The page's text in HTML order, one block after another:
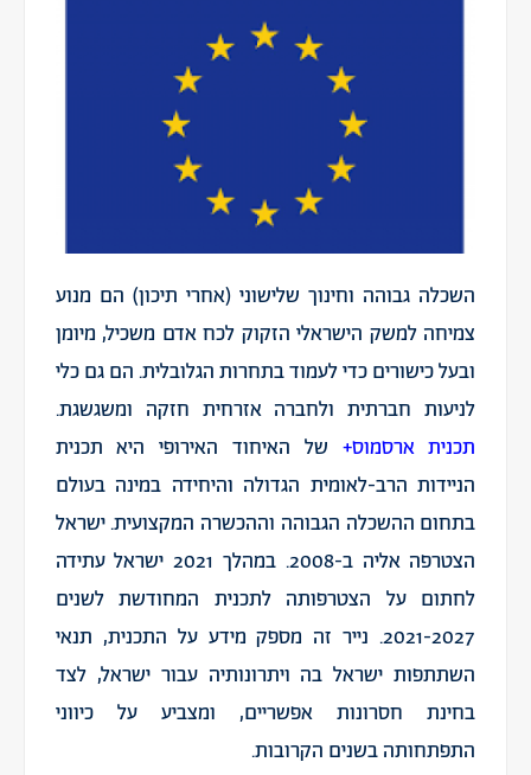
השכלה גבוהה וחינוך שלישוני (אחרי תיכון) הם מנוע
צמיחה למשק הישראלי הזקוק לכח אדם משכיל, מיומן
ובעל כישורים כדי לעמוד בתחרות הגלובלית. הם גם כלי
לניעות חברתית ולחברה אזרחית חזקה ומשגשגת.
תכנית ארסמוס+ של האיחוד האירופי היא תכנית
הניידות הרב-לאומית הגדולה והיחידה במינה בעולם
בתחום ההשכלה הגבוהה וההכשרה המקצועית. ישראל
הצטרפה אליה ב-2008. במהלך 2021 ישראל עתידה
לחתום על הצטרפותה לתכנית המחודשת לשנים
2021-2027. נייר זה מספק מידע על התכנית, תנאי
השתתפות ישראל בה ויתרונותיה עבור ישראל, לצד
בחינת חסרונות אפשריים, ומצביע על כיווני
התפתחותה בשנים הקרובות.